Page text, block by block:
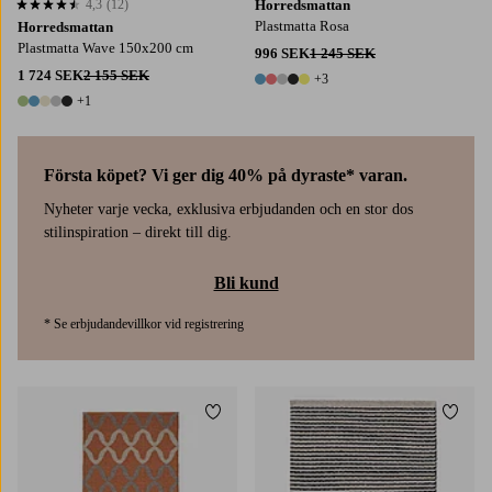
Horredsmattan
Plastmatta Wave 150x200 cm
1 724 SEK2 155 SEK
6 färger
+1
4,3 baserat på 12 st betyg
4,3 (12)
Horredsmattan
Plastmatta Rosa
996 SEK1 245 SEK
8 färger
+3
Första köpet? Vi ger dig 40% på dyraste* varan.
Nyheter varje vecka, exklusiva erbjudanden och en stor dos
stilinspiration – direkt till dig.
Bli kund
* Se erbjudandevillkor vid registrering
Lägg till i favoriter